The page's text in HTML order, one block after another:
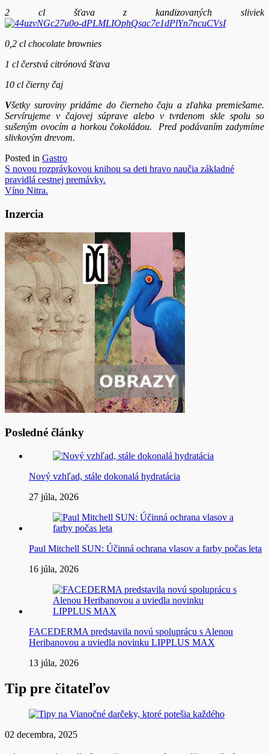
2 cl šťava z kandizovaných sliviek
0,2 cl chocolate brownies
1 cl čerstvá citrónová šťava
10 cl čierny čaj
Všetky suroviny pridáme do čierneho čaju a zľahka premiešame.
Servírujeme v čajovej súprave alebo v tvrdenom skle spolu so
sušeným ovocím a horkou čokoládou. Pred podávaním zadymíme
slivkovým drevom.
Posted in Gastro
Navigácia
v
S novou rozprávkovou knihou sa deti hravo naučia základné
pravidlá cestnej premávky.
Víno Nitra.
Inzercia
Posledné články
Nový vzhľad, stále dokonalá hydratácia
27 júla, 2026
Paul Mitchell SUN: Účinná ochrana vlasov a farby počas leta
16 júla, 2026
FACEDERMA predstavila novú spoluprácu s Alenou
Heribanovou a uviedla novinku LIPPLUS MAX
13 júla, 2026
Tip pre čitateľov
02 decembra, 2025